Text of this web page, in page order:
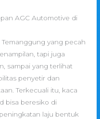
AGC Automotive di
yang pecah
tapi juga
sampai yang terlihat
penyetir dan
Terkecuali itu, kaca
bisa beresiko di
laju bentuk